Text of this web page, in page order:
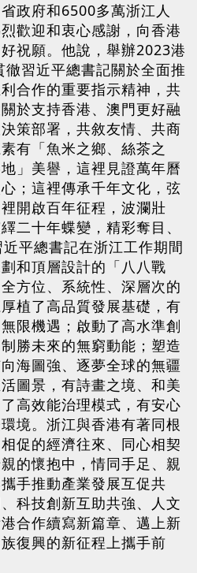
政府和6500多萬浙江人
歡迎和衷心感謝，向香港
祝願。他說，舉辦2023港
徹習近平總書記關於全面推
合作的重要指示精神，共
於支持香港、澳門更好融
策部署，共敘友情、共商
有「魚米之鄉、絲茶之
」美譽，這裡見證萬年曆
；這裡傳承千年文化，弦
開啟百年征程，波瀾壯
二十年蝶變，精彩奪目、
平總書記在浙江工作期間
和頂層設計的「八八戰
方位、系統性、深層次的
植了高品質發展基礎，有
限機遇；啟動了高水準創
勝未來的無窮動能；塑造
海圖強、逐夢全球的無疆
圖景，有詩畫之境、和美
高效能治理模式，有安心
境。浙江與香港有著同根
促的經濟往來、同心相契
的懷抱中，情同手足、親
手推動產業發展互促共
科技創新互助共強、人文
合作續寫新篇章、邁上新
復興的新征程上攜手前